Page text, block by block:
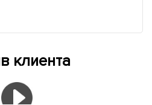
клиента